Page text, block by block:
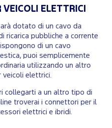
VEICOLI ELETTRICI
dotato di un cavo da
ricarica pubbliche a corrente
di un cavo
puoi semplicemente
utilizzando un altro
veicoli elettrici.
collegarti a un altro tipo di
troverai i connettori per il
elettrici e ibridi.